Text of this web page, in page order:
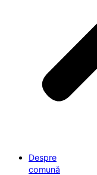
Despre
comună